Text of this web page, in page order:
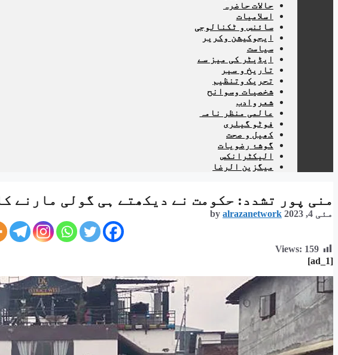
حالات حاضرہ
اسلامیات
سائنس و ٹکنالوجی
ایجوکیشن وکریر
سیاست
ایڈیٹر کی میز سے
تاریخ و سیر
تحریک وتنظیم
شخصیات وسوانح
شعروادب
عالمی منظر نامہ
فوٹو گیلری
کھیل و صحت
گوشۂ رضویات
الیکٹرانکس
میگزین الرضا
منی پور تشدد: حکومت نے دیکھتے ہی گولی مارنے
مئی 4, 2023 by alrazanetwork
Views: 159
[ad_1]